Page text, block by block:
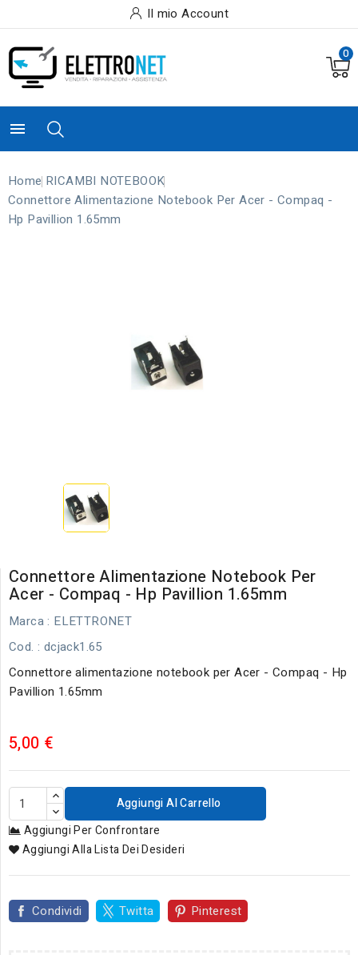
Il mio Account
0

Home RICAMBI NOTEBOOK
Connettore Alimentazione Notebook Per Acer - Compaq -
Hp Pavillion 1.65mm
Connettore Alimentazione Notebook Per
Acer - Compaq - Hp Pavillion 1.65mm
Marca : ELETTRONET
Cod. : dcjack1.65
Connettore alimentazione notebook per Acer - Compaq - Hp
Pavillion 1.65mm
5,00 €
Aggiungi Al Carrello
Aggiungi Per Confrontare
Aggiungi Alla Lista Dei Desideri
Condividi Twitta Pinterest